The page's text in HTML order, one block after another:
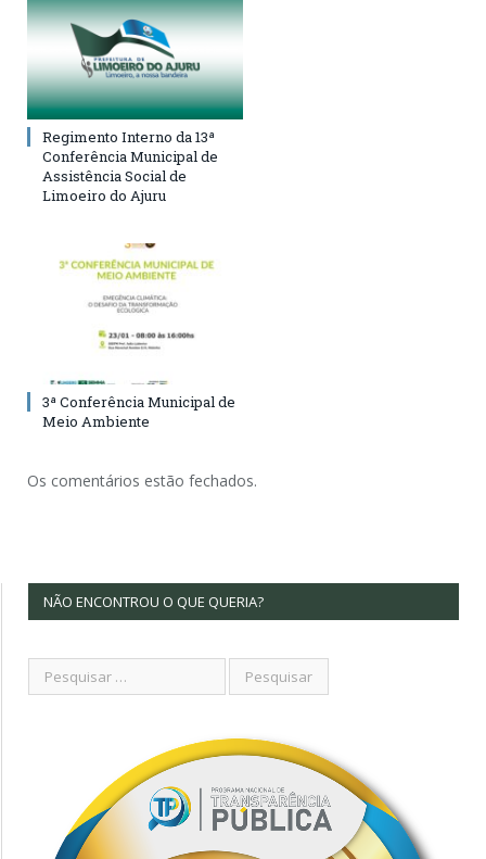
Regimento Interno da 13ª
Conferência Municipal de
Assistência Social de
Limoeiro do Ajuru
3ª Conferência Municipal de
Meio Ambiente
Os comentários estão fechados.
NÃO ENCONTROU O QUE QUERIA?